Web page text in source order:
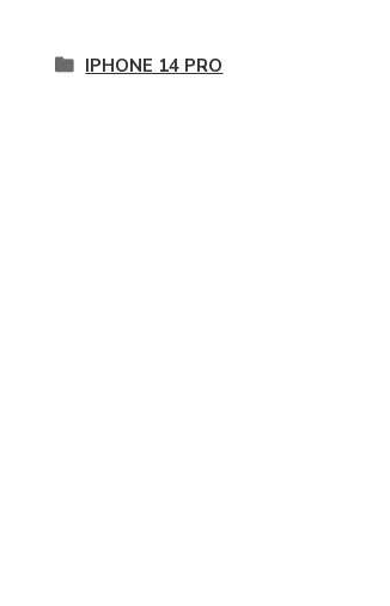
IPHONE 14 PRO